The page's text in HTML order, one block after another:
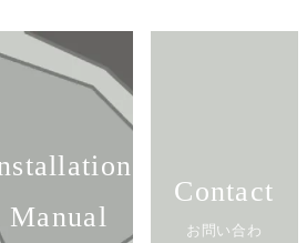
Manual
Contact
お問い合わ